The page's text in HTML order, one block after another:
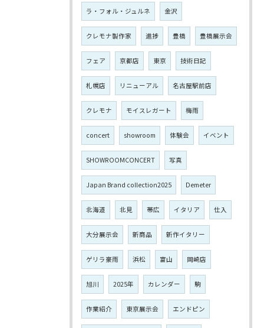
ラ・フォル・ジュルネ 金沢
クレモナ製作家 進捗 豊橋 豊橋展示会
フェア 京都店 東京 技術日記
札幌店 リニューアル 名古屋駅前店
クレモナ モイスレガート 梅雨
concert showroom 体験会 イベント
SHOWROOMCONCERT 写真
Japan Brand collection2025 Demeter
北海道 北見 帯広 イタリア 仕入
大分展示会 新商品 新作イタリー
ゲリラ豪雨 浜松 富山 岡崎店
旭川 2025年 カレンダー 駒
作業紹介 東京展示会 エンドピン